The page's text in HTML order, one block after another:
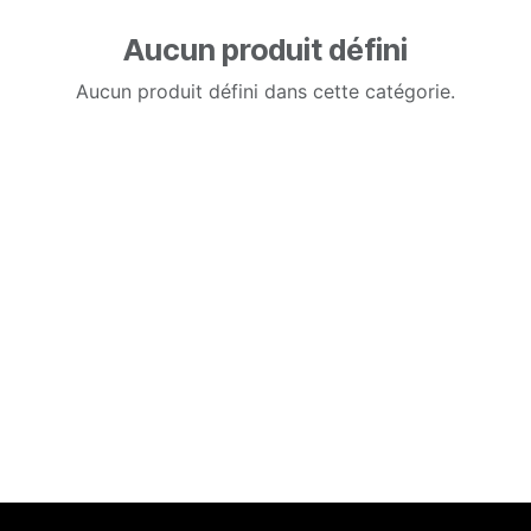
Aucun produit défini
Aucun produit défini dans cette catégorie.